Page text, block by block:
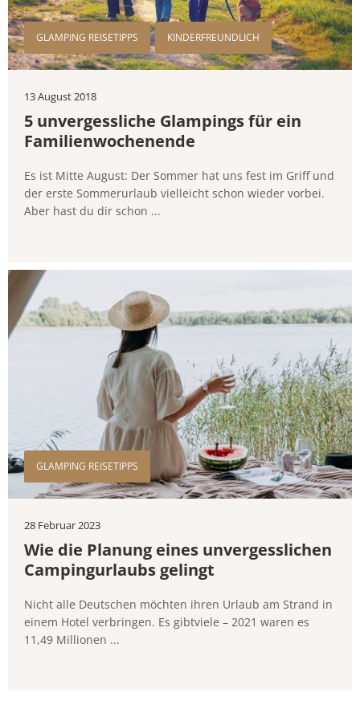
GLAMPING REISETIPPS KINDERFREUNDLICH
13 August 2018
5 unvergessliche Glampings für ein
Familienwochenende
Es ist Mitte August: Der Sommer hat uns fest im Griff und
der erste Sommerurlaub vielleicht schon wieder vorbei.
Aber hast du dir schon ...
GLAMPING REISETIPPS
28 Februar 2023
Wie die Planung eines unvergesslichen
Campingurlaubs gelingt
Nicht alle Deutschen möchten ihren Urlaub am Strand in
einem Hotel verbringen. Es gibtviele – 2021 waren es
11,49 Millionen ...